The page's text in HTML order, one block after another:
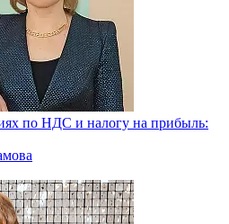
по НДС и налогу на прибыль: